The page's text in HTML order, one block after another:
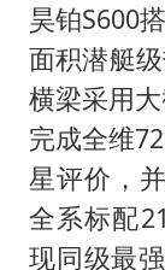
昊铂S600
面积潜艇
横梁采用
完成全维
星评价，
全系标配
现同级最